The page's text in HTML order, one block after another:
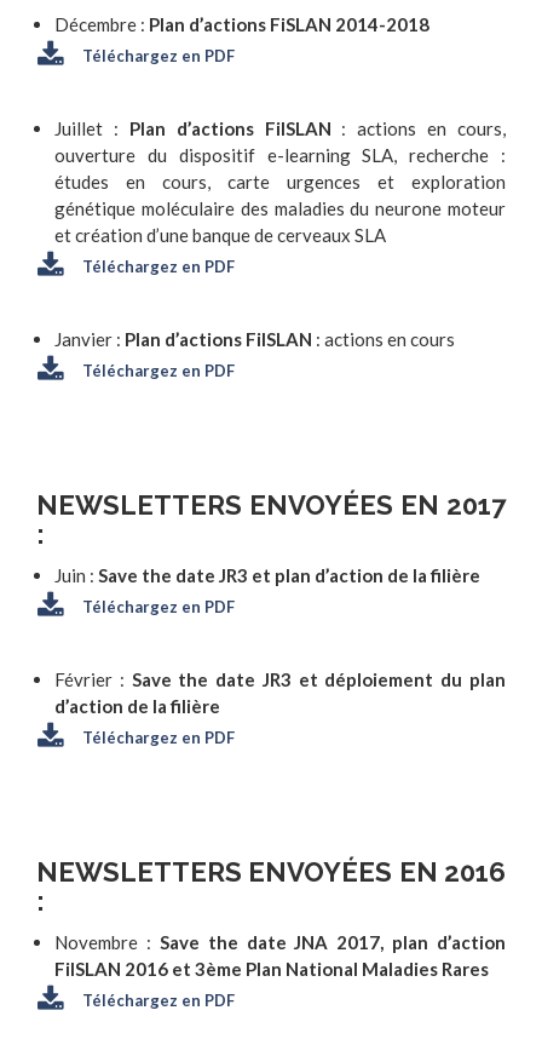
Décembre : Plan d’actions FiSLAN 2014-2018
Téléchargez en PDF
Juillet : Plan d’actions FilSLAN : actions en cours,
ouverture du dispositif e-learning SLA, recherche :
études en cours, carte urgences et exploration
génétique moléculaire des maladies du neurone moteur
et création d’une banque de cerveaux SLA
Téléchargez en PDF
Janvier : Plan d’actions FilSLAN : actions en cours
Téléchargez en PDF
NEWSLETTERS ENVOYÉES EN 2017
:
Juin : Save the date JR3 et plan d’action de la filière
Téléchargez en PDF
Février : Save the date JR3 et déploiement du plan
d’action de la filière
Téléchargez en PDF
NEWSLETTERS ENVOYÉES EN 2016
:
Novembre : Save the date JNA 2017, plan d’action
FilSLAN 2016 et 3ème Plan National Maladies Rares
Téléchargez en PDF